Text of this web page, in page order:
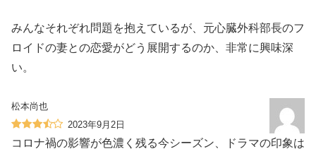
みんなそれぞれ問題を抱えているが、元心臓外科部長のフ
ロイドの妻との恋愛がどう展開するのか、非常に興味深
い。
松本尚也
2023年9月2日
コロナ禍の影響が色濃く残る今シーズン、ドラマの印象は